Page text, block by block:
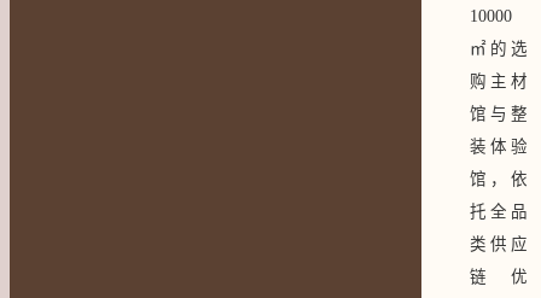
10000
㎡的选
购主材
馆与整
装体验
馆，依
托全品
类供应
链优